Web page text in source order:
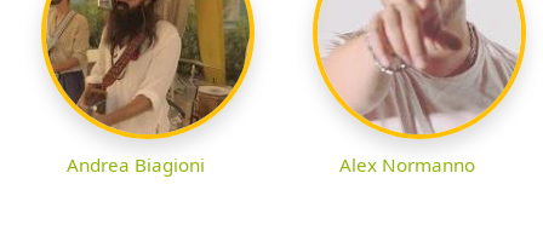
Andrea Biagioni Alex Normanno